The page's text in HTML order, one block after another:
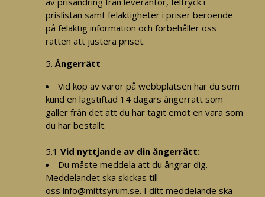
prislistan samt felaktigheter i priser beroende
på felaktig information och förbehåller oss
rätten att justera priset.
Ångerrätt
Vid köp av varor på webbplatsen har du som
kund en lagstiftad 14 dagars ångerrätt som
gäller från det att du har tagit emot en vara som
du har beställt.
5.1 Vid nyttjande av din ångerrätt:
Du måste meddela att du ångrar dig.
Meddelandet ska skickas till
oss info@mittsyrum.se. I ditt meddelande ska